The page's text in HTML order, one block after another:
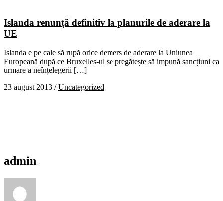
Islanda renunță definitiv la planurile de aderare la
UE
Islanda e pe cale să rupă orice demers de aderare la Uniunea
Europeană după ce Bruxelles-ul se pregătește să impună sancțiuni ca
urmare a neînțelegerii […]
23 august 2013 /Uncategorized
admin